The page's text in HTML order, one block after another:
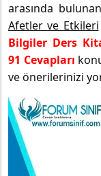
arasında
Afetler ve Etkileri
Bilgiler Ders
91 Cevapları
ve önerilerinizi